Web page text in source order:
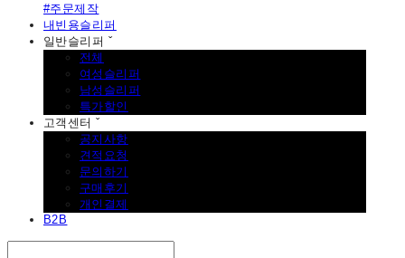
#주문제작
내빈용슬리퍼
일반슬리퍼 ˇ
전체
여성슬리퍼
남성슬리퍼
특가할인
고객센터 ˇ
공지사항
견적요청
문의하기
구매후기
개인결제
B2B